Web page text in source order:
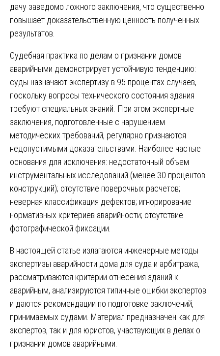
дачу заведомо ложного заключения, что существенно
повышает доказательственную ценность полученных
результатов.
Судебная практика по делам о признании домов
аварийными демонстрирует устойчивую тенденцию:
суды назначают экспертизу в 95 процентах случаев,
поскольку вопросы технического состояния здания
требуют специальных знаний. При этом экспертные
заключения, подготовленные с нарушением
методических требований, регулярно признаются
недопустимыми доказательствами. Наиболее частые
основания для исключения: недостаточный объем
инструментальных исследований (менее 30 процентов
конструкций); отсутствие поверочных расчетов;
неверная классификация дефектов; игнорирование
нормативных критериев аварийности; отсутствие
фотографической фиксации.
В настоящей статье излагаются инженерные методы
экспертизы аварийности дома для суда и арбитража,
рассматриваются критерии отнесения зданий к
аварийным, анализируются типичные ошибки экспертов
и даются рекомендации по подготовке заключений,
принимаемых судами. Материал предназначен как для
экспертов, так и для юристов, участвующих в делах о
признании домов аварийными.